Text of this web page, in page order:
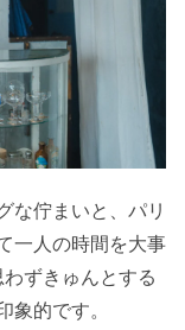
な佇まいと、パリ
一人の時間を大事
ずきゅんとする
的です。